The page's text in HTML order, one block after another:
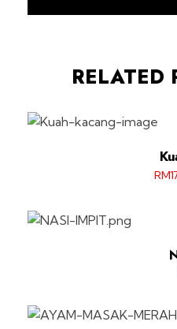
RELATED
RM